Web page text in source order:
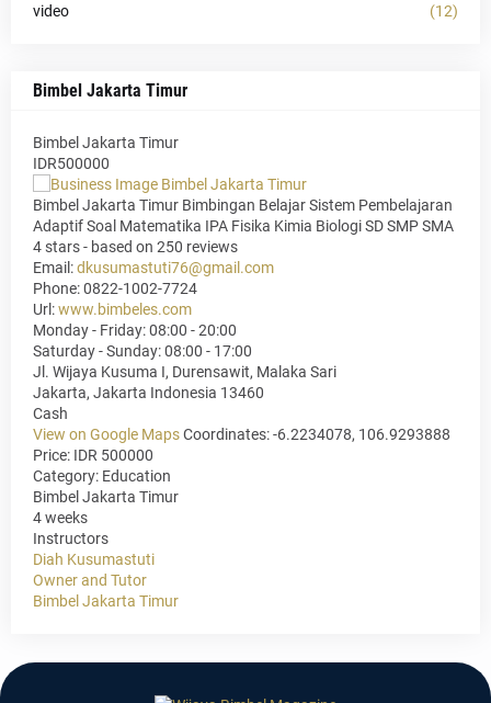
video (12)
Bimbel Jakarta Timur
Bimbel Jakarta Timur
IDR500000
Bimbel Jakarta Timur Bimbingan Belajar Sistem Pembelajaran
Adaptif Soal Matematika IPA Fisika Kimia Biologi SD SMP SMA
4 stars - based on 250 reviews
Email:dkusumastuti76@gmail.com
Phone:0822-1002-7724
Url:www.bimbeles.com
Monday - Friday: 08:00 - 20:00
Saturday - Sunday: 08:00 - 17:00
Jl. Wijaya Kusuma I, Durensawit, Malaka Sari
Jakarta, Jakarta Indonesia 13460
Cash
View on Google MapsCoordinates: -6.2234078, 106.9293888
Price: IDR 500000
Category: Education
Bimbel Jakarta Timur
4 weeks
Instructors
Diah Kusumastuti
Owner and Tutor
Bimbel Jakarta Timur